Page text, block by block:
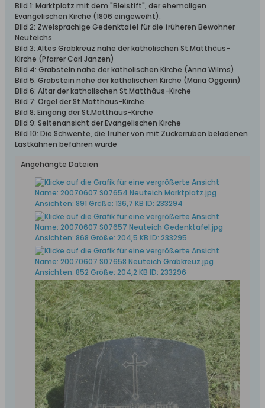
Bild 1: Marktplatz mit dem "Bleistift", der ehemaligen
Evangelischen Kirche (1806 eingeweiht).
Bild 2: Zweisprachige Gedenktafel für die früheren Bewohner
Neuteichs
Bild 3: Altes Grabkreuz nahe der katholischen St.Matthäus-
Kirche (Pfarrer Carl Janzen)
Bild 4: Grabstein nahe der katholischen Kirche (Anna Wilms)
Bild 5: Grabstein nahe der katholischen Kirche (Maria Oggerin)
Bild 6: Altar der katholischen St.Matthäus-Kirche
Bild 7: Orgel der St.Matthäus-Kirche
Bild 8: Eingang der St.Matthäus-Kirche
Bild 9: Seitenansicht der Evangelischen Kirche
Bild 10: Die Schwente, die früher von mit Zuckerrüben beladenen
Lastkähnen befahren wurde
Angehängte Dateien